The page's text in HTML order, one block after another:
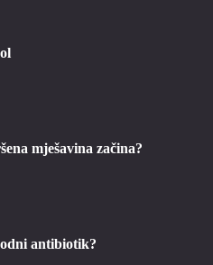
mješavina začina?
antibiotik?